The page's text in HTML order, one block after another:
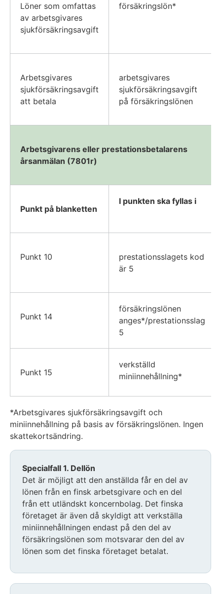
Löner som omfattas
av arbetsgivares
sjukförsäkringsavgift
försäkringslön*
Arbetsgivares
sjukförsäkringsavgift
att betala
arbetsgivares
sjukförsäkringsavgift
på försäkringslönen
Arbetsgivarens eller prestationsbetalarens
årsanmälan (7801r)
Punkt på blanketten
I punkten ska fyllas i
Punkt 10
prestationsslagets kod
är 5
Punkt 14
försäkringslönen
anges*/prestationsslag
5
Punkt 15
verkställd
miniinnehållning*
*Arbetsgivares sjukförsäkringsavgift och
miniinnehållning på basis av försäkringslönen. Ingen
skattekortsändring.
Specialfall 1. Dellön
Det är möjligt att den anställda får en del av
lönen från en finsk arbetsgivare och en del
från ett utländskt koncernbolag. Det finska
företaget är även då skyldigt att verkställa
miniinnehållningen endast på den del av
försäkringslönen som motsvarar den del av
lönen som det finska företaget betalat.